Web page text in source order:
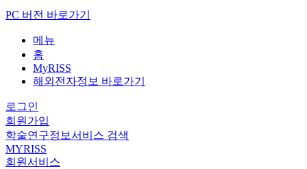
PC 버전 바로가기
메뉴
홈
MyRISS
해외전자정보 바로가기
로그인
회원가입
학술연구정보서비스 검색
MYRISS
회원서비스